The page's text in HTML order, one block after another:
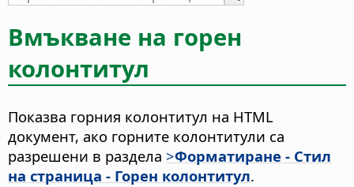
Вмъкване на горен
колонтитул
Показва горния колонтитул на HTML
документ, ако горните колонтитули са
разрешени в раздела >Форматиране - Стил
на страница - Горен колонтитул.